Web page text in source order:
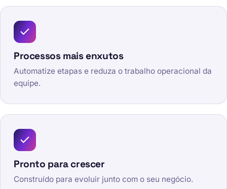
Processos mais enxutos
Automatize etapas e reduza o trabalho operacional da
equipe.
Pronto para crescer
Construído para evoluir junto com o seu negócio.